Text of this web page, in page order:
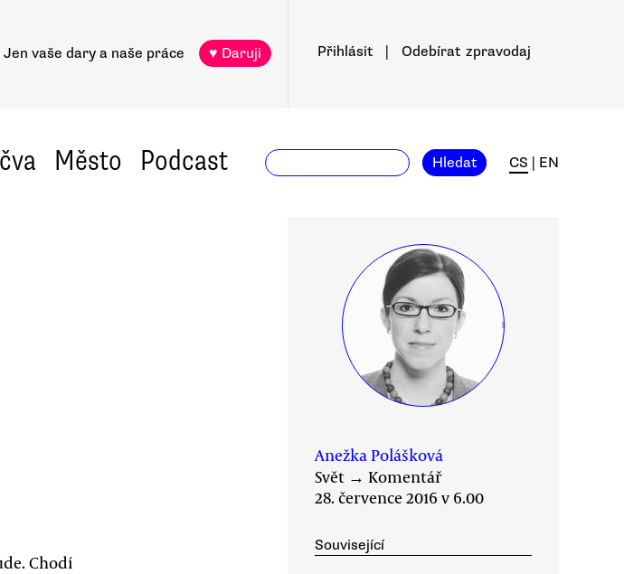
Jen vaše dary a naše práce ♥ Daruji Přihlásit Odebírat zpravodaj
Město Podcast Hledat CS EN
Chodí
Anežka Polášková
Svět → Komentář
28. července 2016 v 6.00
Související